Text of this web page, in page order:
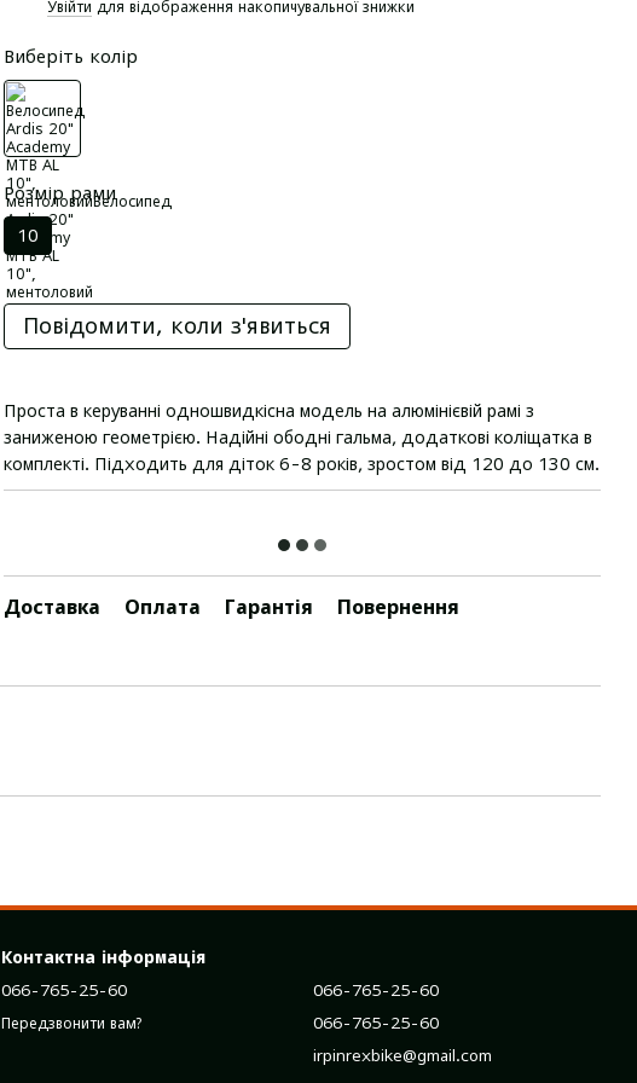
Увійти для відображення накопичувальної знижки
Виберіть колір
Розмір рами
10
Повідомити, коли з'явиться
Проста в керуванні одношвидкісна модель на алюмінієвій рамі з
заниженою геометрією. Надійні ободні гальма, додаткові коліщатка в
комплекті. Підходить для діток 6-8 років, зростом від 120 до 130 см.
Доставка Оплата Гарантія Повернення
Контактна інформація
066-765-25-60
Передзвонити вам?
066-765-25-60
066-765-25-60
irpinrexbike@gmail.com